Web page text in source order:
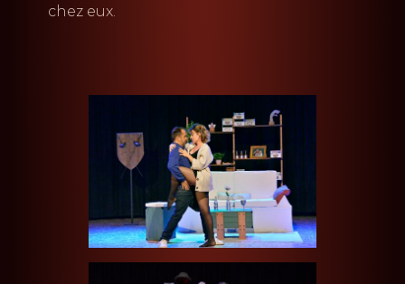
chez eux.